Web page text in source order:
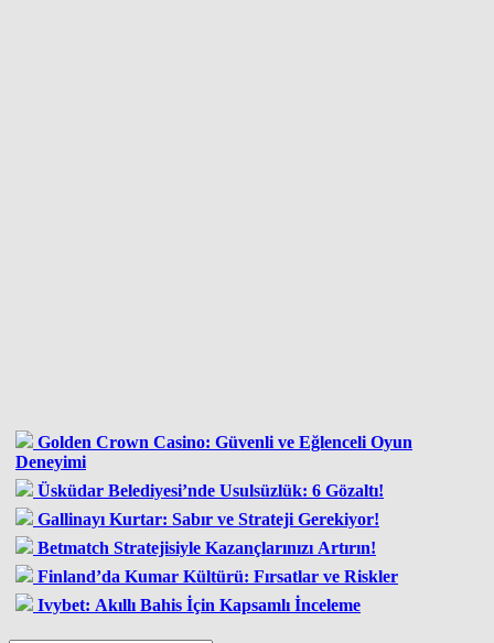
Golden Crown Casino: Güvenli ve Eğlenceli Oyun
Deneyimi
Üsküdar Belediyesi’nde Usulsüzlük: 6 Gözaltı!
Gallinayı Kurtar: Sabır ve Strateji Gerekiyor!
Betmatch Stratejisiyle Kazançlarınızı Artırın!
Finland’da Kumar Kültürü: Fırsatlar ve Riskler
Ivybet: Akıllı Bahis İçin Kapsamlı İnceleme